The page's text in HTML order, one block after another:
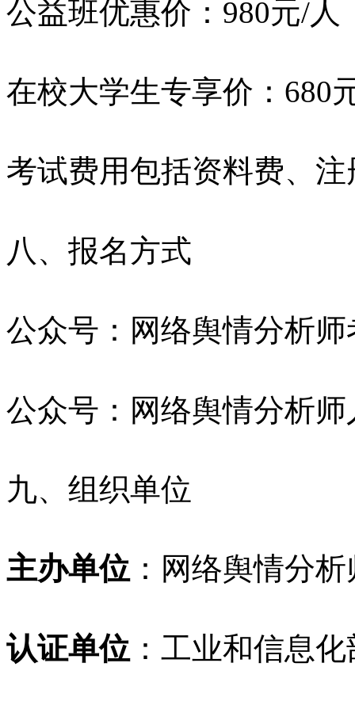
公益班优惠价：980元/人
在校大学生专享价：680
考试费用包括资料费、
八、报名方式
公众号：网络舆情分析
公众号：网络舆情分析
九、组织单位
主办单位 ：网络舆情分
认证单位 ：工业和信息